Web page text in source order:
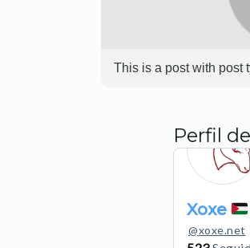
This is a post with post
Perfil
Xoxe
@xoxe.net